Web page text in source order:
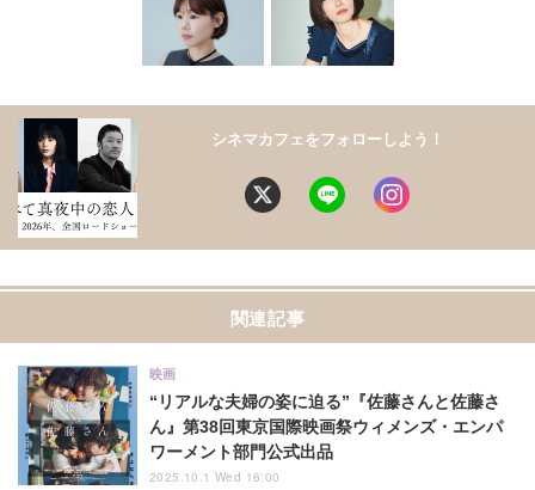
シネマカフェをフォローしよう！
関連記事
“リアルな夫婦の姿に迫る”『佐藤さんと佐藤さ
ん』第38回東京国際映画祭ウィメンズ・エンパ
ワーメント部門公式出品
映画
2025.10.1 Wed 16:00